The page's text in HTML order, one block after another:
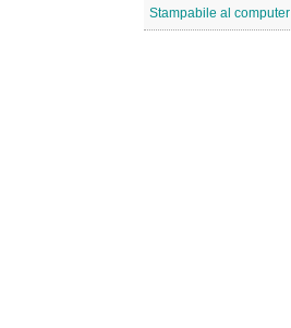
Stampabile al computer